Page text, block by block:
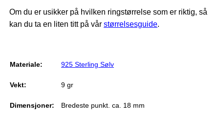
Om du er usikker på hvilken ringstørrelse som er riktig, så
kan du ta en liten titt på vår størrelsesguide.
Materiale: 925 Sterling Sølv
Vekt: 9 gr
Dimensjoner: Bredeste punkt. ca. 18 mm